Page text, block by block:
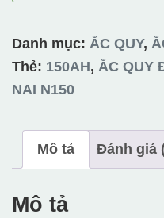
NAI
N150
(12V,
số
lượng
Danh mục: ẮC QUY,
Thẻ: 150AH, ẮC QUY
NAI N150
Mô tả Đánh giá
Mô tả